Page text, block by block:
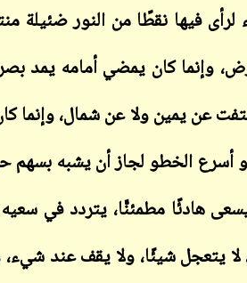
لرأى فيها نقطًا من النور ضئيلة
وإنما كان يمضي أمامه يمد
عن يمين ولا عن شمال،
أسرع الخطو لجاز أن يشبه بسهم
هادئًا مطمئنًّا، يتردد في
لا يتعجل شيئًا، ولا يقف عند